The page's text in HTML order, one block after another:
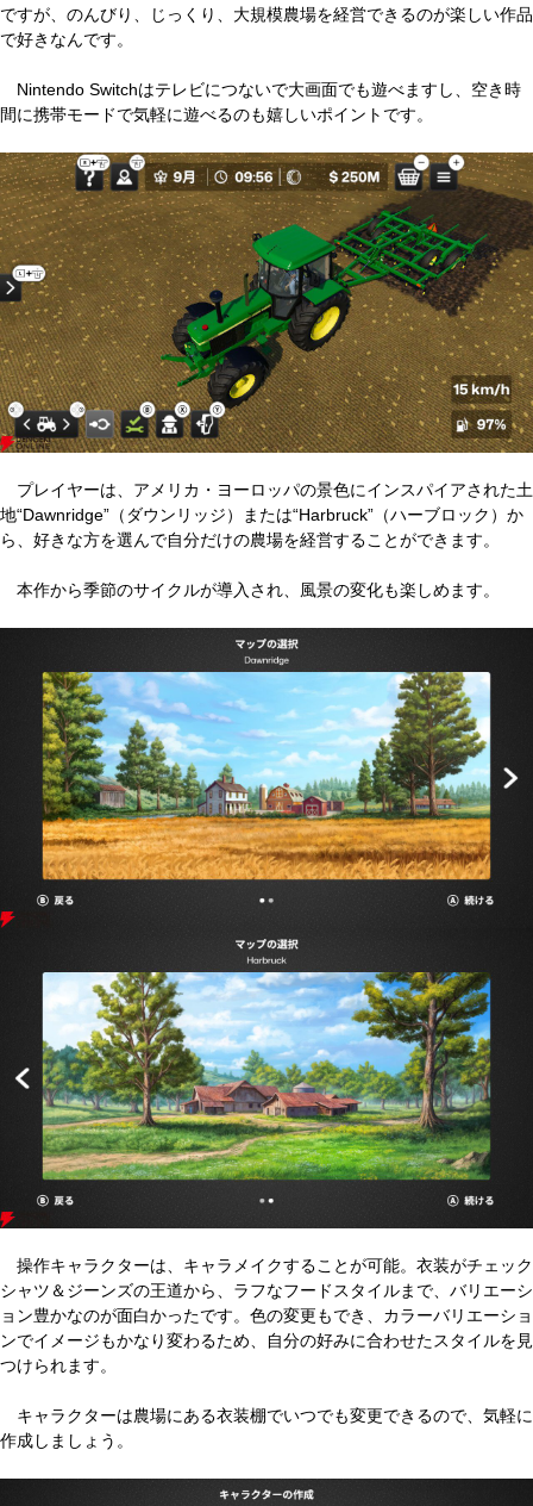
ですが、のんびり、じっくり、大規模農場を経営できるのが楽しい作品
で好きなんです。
Nintendo Switchはテレビにつないで大画面でも遊べますし、空き時
間に携帯モードで気軽に遊べるのも嬉しいポイントです。
プレイヤーは、アメリカ・ヨーロッパの景色にインスパイアされた土
地“Dawnridge”（ダウンリッジ）または“Harbruck”（ハーブロック）か
ら、好きな方を選んで自分だけの農場を経営することができます。
本作から季節のサイクルが導入され、風景の変化も楽しめます。
操作キャラクターは、キャラメイクすることが可能。衣装がチェック
シャツ＆ジーンズの王道から、ラフなフードスタイルまで、バリエーシ
ョン豊かなのが面白かったです。色の変更もでき、カラーバリエーショ
ンでイメージもかなり変わるため、自分の好みに合わせたスタイルを見
つけられます。
キャラクターは農場にある衣装棚でいつでも変更できるので、気軽に
作成しましょう。